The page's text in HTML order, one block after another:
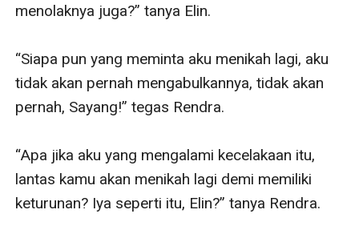
menolaknya juga?” tanya Elin.
“Siapa pun yang meminta aku menikah lagi, aku
tidak akan pernah mengabulkannya, tidak akan
pernah, Sayang!” tegas Rendra.
“Apa jika aku yang mengalami kecelakaan itu,
lantas kamu akan menikah lagi demi memiliki
keturunan? Iya seperti itu, Elin?” tanya Rendra.